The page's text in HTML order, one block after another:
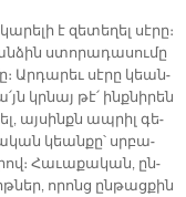
է զե­տե­ղել սէ­րը։
ստո­րա­դա­սու­մը
Ար­դա­րեւ սէ­րը կեան­
կրնայ թէ՛ ինք­նի­րեն
այ­սինքն ապ­րիլ գե­
կեան­քը՝ սրբա­
Հա­ւա­քա­կան, ըն­
ո­րոնց ըն­թաց­քին